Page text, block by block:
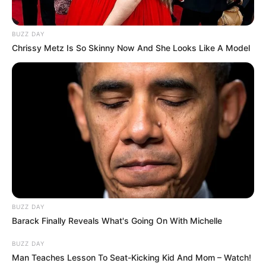
BUZZ DAY
Chrissy Metz Is So Skinny Now And She Looks Like A Model
BUZZ DAY
Barack Finally Reveals What's Going On With Michelle
BUZZ DAY
Man Teaches Lesson To Seat-Kicking Kid And Mom – Watch!